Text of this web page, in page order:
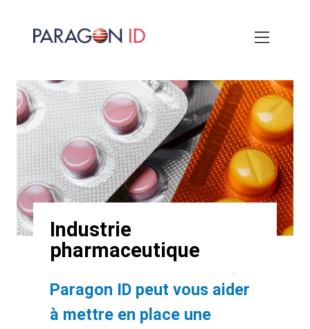
contenu
Industrie
pharmaceutique
Intro
Paragon ID peut vous aider
à mettre en place une